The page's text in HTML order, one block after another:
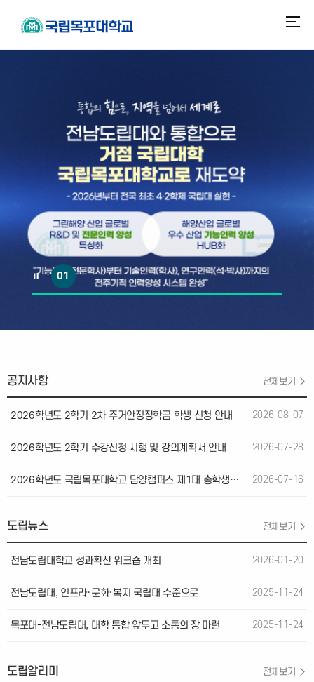
01
공지사항
전체보기
2026학년도 2학기 2차 주거안정장학금 학생 신청 안내 2026-08-07
2026학년도 2학기 수강신청 시행 및 강의계획서 안내 2026-07-28
2026학년도 국립목포대학교 담양캠퍼스 제1대 총학생회장·부회장선거 당선자 공고 2026-07-16
도립뉴스 전체보기
전남도립대학교 성과확산 워크숍 개최 2026-01-20
전남도립대, 인프라·문화·복지 국립대 수준으로 2025-11-24
목포대-전남도립대, 대학 통합 앞두고 소통의 장 마련 2025-11-24
도립알리미 전체보기